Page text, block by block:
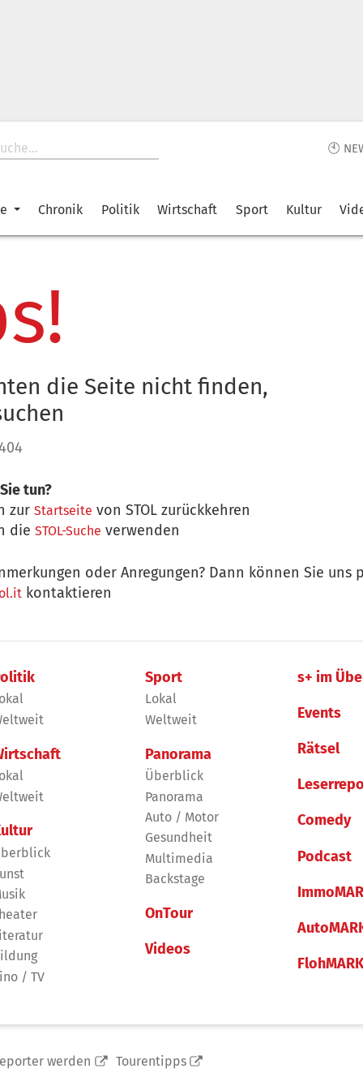
🕙
Chronik Politik Wirtschaft Sport Kultur
die Seite nicht finden,
tun?
zurStartseite von STOL zurückkehren
dieSTOL-Suche verwenden
oder Anregungen? Dann können Sie uns
kontaktieren
/ TV
Sport
Lokal
Weltweit
Panorama
Überblick
Panorama
Auto / Motor
Gesundheit
Multimedia
Backstage
OnTour
Videos
s+ im
Events
Rätsel
Comedy
Podcast
werden Tourentipps